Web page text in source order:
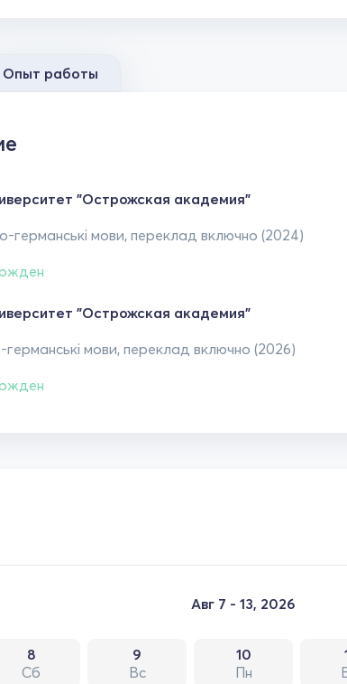
Опыт работы
"Острожская академия"
мови, переклад включно (2024)
"Острожская академия"
мови, переклад включно (2026)
Авг 7 - 13, 2026
8
Сб
9
Вс
10
Пн